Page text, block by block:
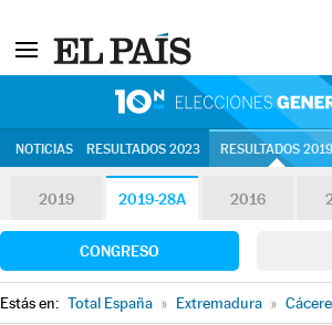
NOTICIAS RESULTADOS 2023 RESULTADOS 2019
2019 2019-28A 2016
CONGRESO
Estás en: Total España » Extremadura »